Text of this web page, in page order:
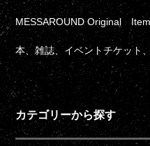
MESSAROUND Original Item
本、雑誌、イベントチケット
カテゴリーから探す